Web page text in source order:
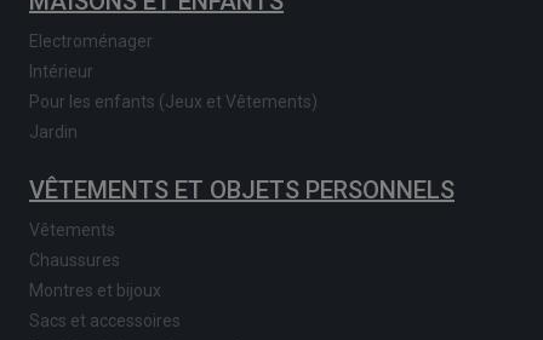
Electroménager
Intérieur
Pour les enfants (Jeux et Vêtements)
Jardin
VÊTEMENTS ET OBJETS PERSONNELS
Vêtements
Chaussures
Montres et bijoux
Sacs et accessoires